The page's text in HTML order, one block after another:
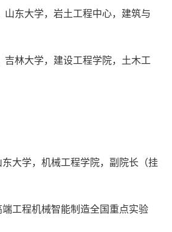
山东大学，岩土工程中心，建筑与
吉林大学，建设工程学院，土木工
东大学，机械工程学院，副院长（挂
端工程机械智能制造全国重点实验